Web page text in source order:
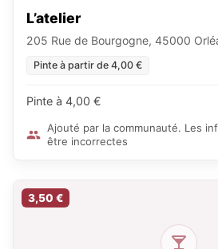
L’atelier
205 Rue de Bourgogne, 45000
Pinte à partir de 4,00 €
Pinte à 4,00 €
Ajouté par la communauté. Les
être incorrectes
3,50 €